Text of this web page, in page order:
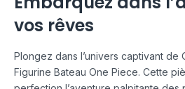
vos rêves
Plongez dans l’univers captivant de
Figurine Bateau One Piece. Cette